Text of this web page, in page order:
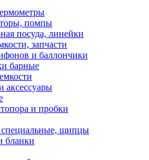
помпы
посуда, линейки
запчасти
и баллончики
барные
аксессуары
и пробки
щипцы
бланки